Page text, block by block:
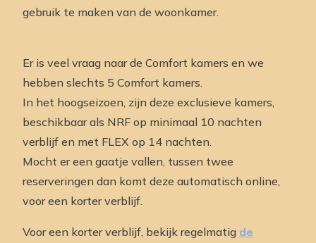
gebruik te maken van de woonkamer.
Er is veel vraag naar de Comfort kamers en we
hebben slechts 5 Comfort kamers.
In het hoogseizoen, zijn deze exclusieve kamers,
beschikbaar als NRF op minimaal 10 nachten
verblijf en met FLEX op 14 nachten.
Mocht er een gaatje vallen, tussen twee
reserveringen dan komt deze automatisch online,
voor een korter verblijf.
Voor een korter verblijf, bekijk regelmatig de